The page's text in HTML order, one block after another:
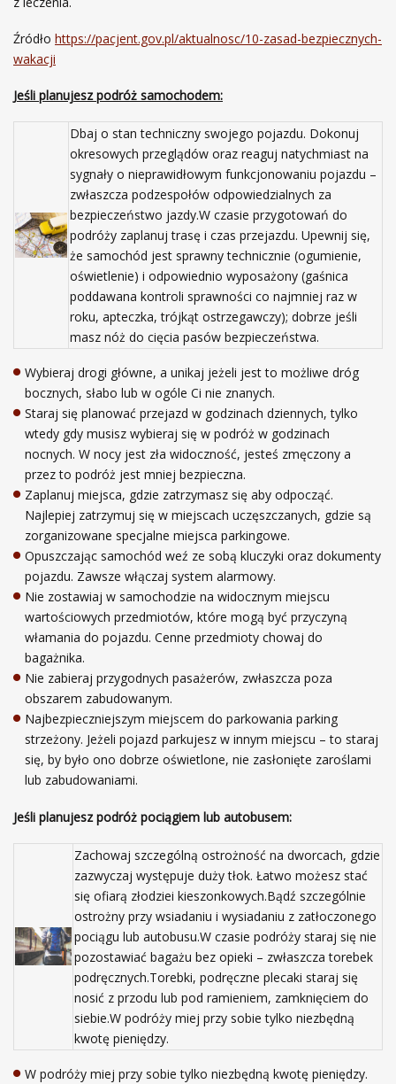
Źródło https://pacjent.gov.pl/aktualnosc/10-zasad-bezpiecznych-
wakacji
Jeśli planujesz podróż samochodem:
Dbaj o stan techniczny swojego pojazdu. Dokonuj
okresowych przeglądów oraz reaguj natychmiast na
sygnały o nieprawidłowym funkcjonowaniu pojazdu –
zwłaszcza podzespołów odpowiedzialnych za
bezpieczeństwo jazdy.W czasie przygotowań do
podróży zaplanuj trasę i czas przejazdu. Upewnij się,
że samochód jest sprawny technicznie (ogumienie,
oświetlenie) i odpowiednio wyposażony (gaśnica
poddawana kontroli sprawności co najmniej raz w
roku, apteczka, trójkąt ostrzegawczy); dobrze jeśli
masz nóż do cięcia pasów bezpieczeństwa.
Wybieraj drogi główne, a unikaj jeżeli jest to możliwe dróg
bocznych, słabo lub w ogóle Ci nie znanych.
Staraj się planować przejazd w godzinach dziennych, tylko
wtedy gdy musisz wybieraj się w podróż w godzinach
nocnych. W nocy jest zła widoczność, jesteś zmęczony a
przez to podróż jest mniej bezpieczna.
Zaplanuj miejsca, gdzie zatrzymasz się aby odpocząć.
Najlepiej zatrzymuj się w miejscach uczęszczanych, gdzie są
zorganizowane specjalne miejsca parkingowe.
Opuszczając samochód weź ze sobą kluczyki oraz dokumenty
pojazdu. Zawsze włączaj system alarmowy.
Nie zostawiaj w samochodzie na widocznym miejscu
wartościowych przedmiotów, które mogą być przyczyną
włamania do pojazdu. Cenne przedmioty chowaj do
bagażnika.
Nie zabieraj przygodnych pasażerów, zwłaszcza poza
obszarem zabudowanym.
Najbezpieczniejszym miejscem do parkowania parking
strzeżony. Jeżeli pojazd parkujesz w innym miejscu – to staraj
się, by było ono dobrze oświetlone, nie zasłonięte zaroślami
lub zabudowaniami.
Jeśli planujesz podróż pociągiem lub autobusem:
Zachowaj szczególną ostrożność na dworcach, gdzie
zazwyczaj występuje duży tłok. Łatwo możesz stać
się ofiarą złodziei kieszonkowych.Bądź szczególnie
ostrożny przy wsiadaniu i wysiadaniu z zatłoczonego
pociągu lub autobusu.W czasie podróży staraj się nie
pozostawiać bagażu bez opieki – zwłaszcza torebek
podręcznych.Torebki, podręczne plecaki staraj się
nosić z przodu lub pod ramieniem, zamknięciem do
siebie.W podróży miej przy sobie tylko niezbędną
kwotę pieniędzy.
W podróży miej przy sobie tylko niezbędną kwotę pieniędzy.